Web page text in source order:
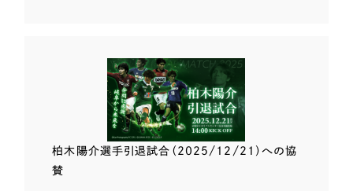
柏木陽介選手引退試合（2025/12/21）への協
賛